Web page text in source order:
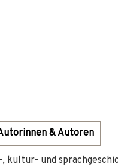
& Autoren
kultur- und